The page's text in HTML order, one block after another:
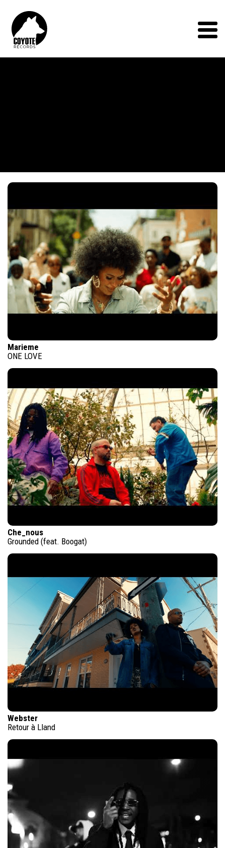
Records
Menu
Marieme
ONE LOVE
Che_nous
Grounded (feat. Boogat)
Webster
Retour à Lland